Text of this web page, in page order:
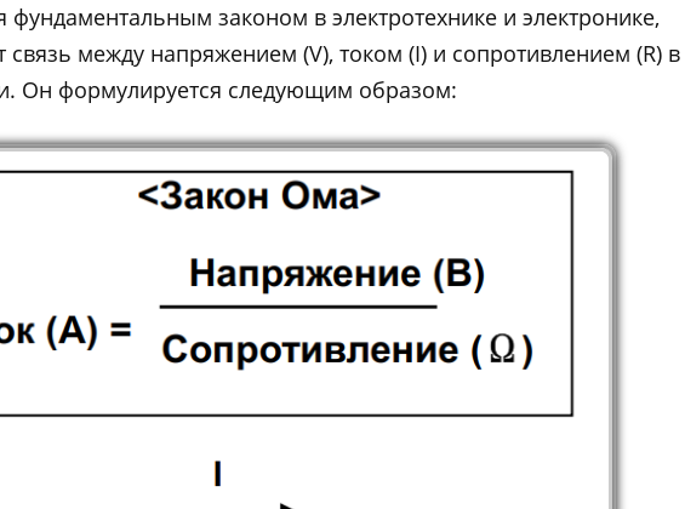
фундаментальным законом в электротехнике и электронике,
между напряжением (V), током (I) и сопротивлением (R) в
Он формулируется следующим образом: